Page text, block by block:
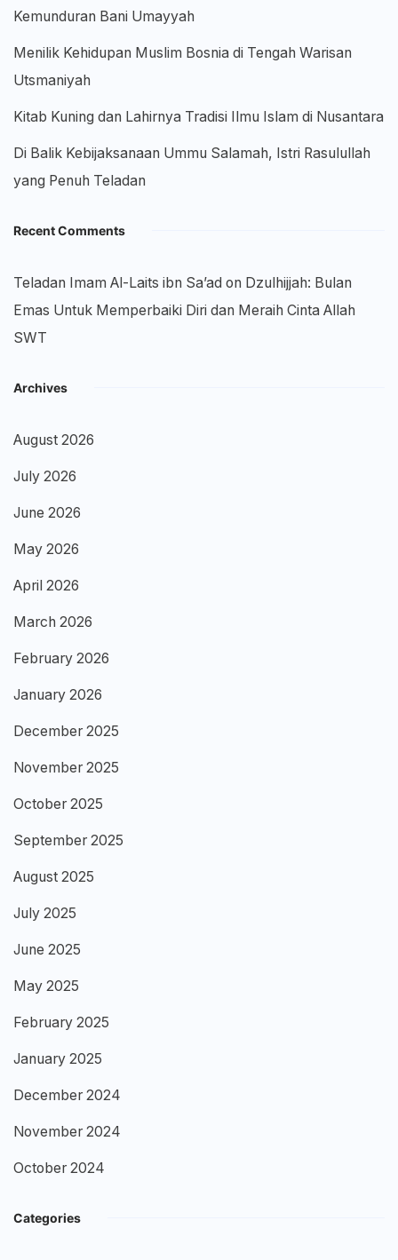
Kemunduran Bani Umayyah
Menilik Kehidupan Muslim Bosnia di Tengah Warisan
Utsmaniyah
Kitab Kuning dan Lahirnya Tradisi Ilmu Islam di Nusantara
Di Balik Kebijaksanaan Ummu Salamah, Istri Rasulullah
yang Penuh Teladan
Recent Comments
Teladan Imam Al-Laits ibn Sa’ad on Dzulhijjah: Bulan
Emas Untuk Memperbaiki Diri dan Meraih Cinta Allah
SWT
Archives
August 2026
July 2026
June 2026
May 2026
April 2026
March 2026
February 2026
January 2026
December 2025
November 2025
October 2025
September 2025
August 2025
July 2025
June 2025
May 2025
February 2025
January 2025
December 2024
November 2024
October 2024
Categories